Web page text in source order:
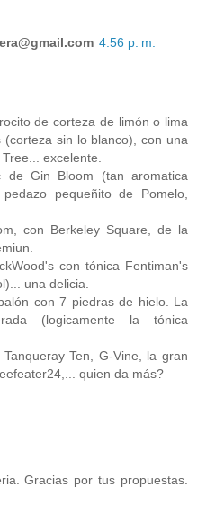
4:56 p. m.
de corteza de limón o lima
(corteza sin lo blanco), con una
excelente.
de Gin Bloom (tan aromatica
pequeñito de Pomelo,
con Berkeley Square, de la
con tónica Fentiman's
una delicia.
con 7 piedras de hielo. La
(logicamente la tónica
Ten, G-Vine, la gran
quien da más?
Gracias por tus propuestas.